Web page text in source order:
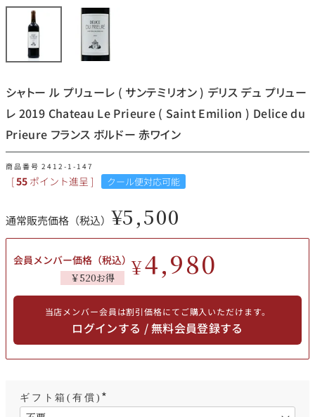
DRC
オーパス・ワン
スクリーミング・
イーグル
ボルドー
アメリカ カリフォルニア
その他
イタリア ドイツ
チリ その他国
赤ワイン
スパークリング
〜9,999円
40,000円〜79,999円
お得な情報を受け取る
お問い合わせ
シャトー ル プリューレ ( サンテミリオン ) デリス デュ プリュー
レ 2019 Chateau Le Prieure ( Saint Emilion ) Delice du
Prieure フランス ボルドー 赤ワイン
商品番号 2412-1-147
[55 ポイント進呈 ] クール便対応可能
通常販売価格（税込） ¥5,500
会員メンバー価格（税込）
￥520お得 ¥4,980
当店メンバー会員は割引価格にてご購入いただけます。
ログインする / 無料会員登録する
ギフト箱(有償)
(